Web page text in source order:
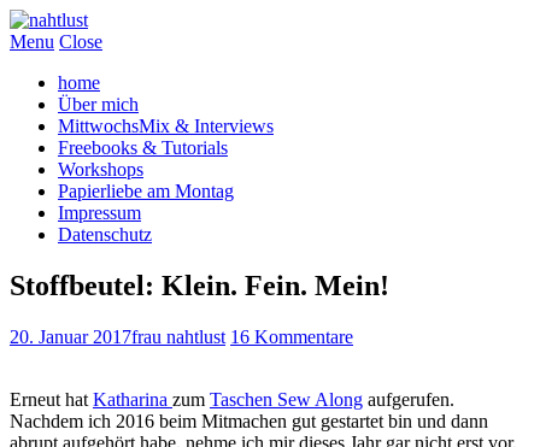
Menu Close
home
Über mich
MittwochsMix & Interviews
Freebooks & Tutorials
Workshops
Papierliebe am Montag
Impressum
Datenschutz
Stoffbeutel: Klein. Fein. Mein!
20. Januar 2017frau nahtlust 16 Kommentare
Erneut hat Katharina zum Taschen Sew Along aufgerufen.
Nachdem ich 2016 beim Mitmachen gut gestartet bin und dann
abrupt aufgehört habe, nehme ich mir dieses Jahr gar nicht erst vor,